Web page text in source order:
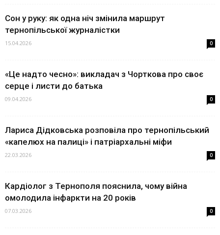
Сон у руку: як одна ніч змінила маршрут
тернопільської журналістки
15.04.2026 0
«Це надто чесно»: викладач з Чорткова про своє
серце і листи до батька
09.04.2026 0
Лариса Дідковська розповіла про тернопільський
«капелюх на палиці» і патріархальні міфи
22.03.2026 0
Кардіолог з Тернополя пояснила, чому війна
омолодила інфаркти на 20 років
07.03.2026 0